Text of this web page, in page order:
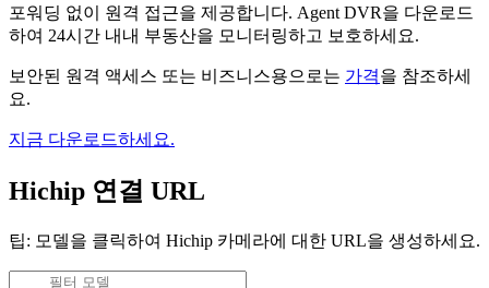
포워딩 없이 원격 접근을 제공합니다. Agent DVR을 다운로드
하여 24시간 내내 부동산을 모니터링하고 보호하세요.
보안된 원격 액세스 또는 비즈니스용으로는 가격을 참조하세
요.
지금 다운로드하세요.
Hichip 연결 URL
팁: 모델을 클릭하여 Hichip 카메라에 대한 URL을 생성하세요.